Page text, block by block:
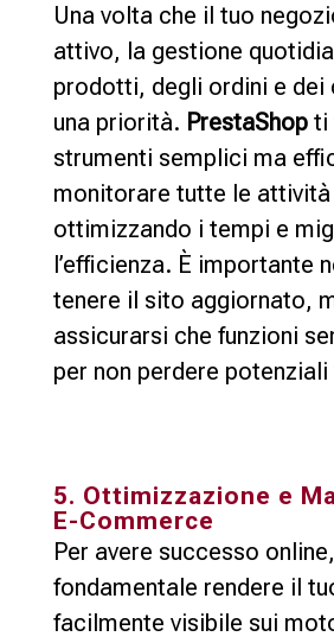
Una volta che il tuo
attivo, la gestione
prodotti, degli ordini e dei
una priorità. PrestaShopti
strumenti semplici ma
monitorare tutte le
ottimizzando i tempi e
l’efficienza. È importante
tenere il sito aggiornato,
assicurarsi che funzioni
per non perdere potenziali
5. Ottimizzazione e
E-Commerce
Per avere successo
fondamentale rendere il
facilmente visibile sui